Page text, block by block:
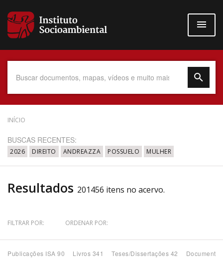
para
conteúdo
Data do Documento
Até
Povo Indígena
INÍCIO
BUSCAS RECENTES:
2026 DIREITO ANDREAZZA POSSUELO MULHER
Resultados 201456 itens no acervo.
FILTRAR POR: ORDENAR POR:
Publicações ISA 90 Livros 341 Teses/Dissertações 42